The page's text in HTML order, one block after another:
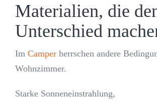
Materialien, die
Unterschied
Im Camper herrschen andere
Wohnzimmer.
Starke Sonneneinstrahlung,